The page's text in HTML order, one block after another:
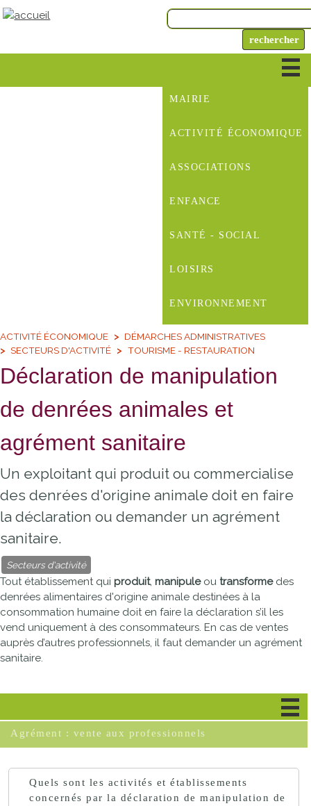
MAIRIE
ACTIVITÉ ÉCONOMIQUE
ASSOCIATIONS
ENFANCE
SANTÉ - SOCIAL
LOISIRS
ENVIRONNEMENT
ACTIVITÉ ÉCONOMIQUE
DÉMARCHES ADMINISTRATIVES
SECTEURS D'ACTIVITÉ
TOURISME - RESTAURATION
Déclaration de manipulation
de denrées animales et
agrément sanitaire
Un exploitant qui produit ou commercialise
des denrées d'origine animale doit en faire
la déclaration ou demander un agrément
sanitaire.
Secteurs d'activité
Tout établissement qui produit, manipuleou transformedes
denrées alimentaires d'origine animale destinées à la
consommation humaine doit en faire la déclaration s’il les
vend uniquement à des consommateurs. En cas de ventes
auprès d’autres professionnels, il faut demander un agrément
sanitaire.
Agrément : vente aux professionnels
Quels sont les activités et établissements
concernés par la déclaration de manipulation de